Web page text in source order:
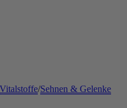
Vitalstoffe/Sehnen & Gelenke